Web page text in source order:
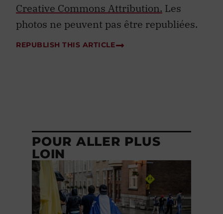
Creative Commons Attribution. Les
photos ne peuvent pas être republiées.
REPUBLISH THIS ARTICLE
POUR ALLER PLUS
LOIN